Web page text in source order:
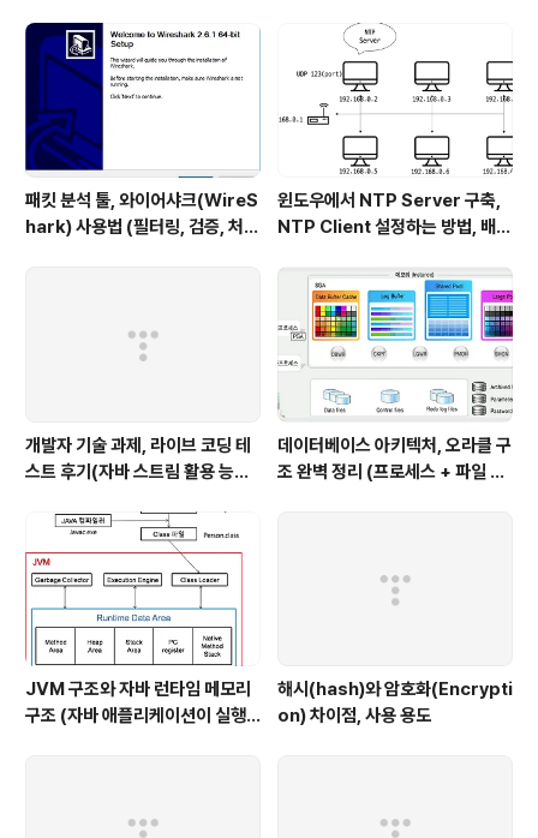
패킷 분석 툴, 와이어샤크(WireS
hark) 사용법 (필터링, 검증, 처음
윈도우에서 NTP Server 구축,
NTP Client 설정하는 방법, 배치
에서 시간 동기화하는 요구사항 처
리하기)
개발자 기술 과제, 라이브 코딩 테
스트 후기(자바 스트림 활용 능력
데이터베이스 아키텍처, 오라클 구
조 완벽 정리 (프로세스 + 파일 구
JVM 구조와 자바 런타임 메모리
구조 (자바 애플리케이션이 실행
해시(hash)와 암호화(Encrypti
on) 차이점, 사용 용도